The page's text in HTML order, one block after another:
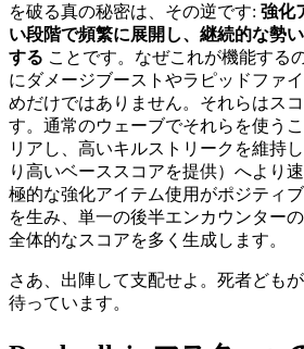
を破る真の秘密は、その逆です: 強化
い段階で頻繁に展開し、継続的な勢
する ことです。なぜこれが機能する
にダメージブーストやラピッドファ
めだけではありません。それらはス
す。通常のウェーブでそれらを使う
リアし、高いキルストリークを維持
り高いベーススコアを提供）へより
極的な強化アイテム使用がポジティ
を生み、単一の後半エンカウンター
全体的なスコアを多く生成します。
さあ、出陣して支配せよ。死者ども
待っています。